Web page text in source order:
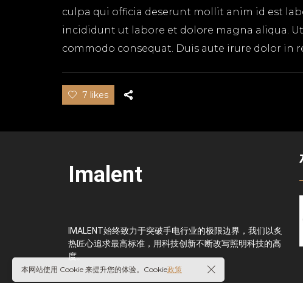
culpa qui officia deserunt mollit anim id est
incididunt ut labore et dolore magna aliqua.
commodo consequat. Duis aute irure dolor
7 likes
Imalent
IMALENT始终致力于突破手电行业的极限边界，我们以炙
热匠心追求最高标准，用科技创新不断改写照明科技的高
度。
本网站使用 Cookie 来提升您的体验。Cookie政策